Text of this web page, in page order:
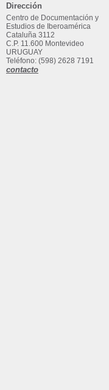
Dirección
Centro de Documentación y
Estudios de Iberoamérica
Cataluña 3112
C.P. 11.600 Montevideo
URUGUAY
Teléfono: (598) 2628 7191
contacto